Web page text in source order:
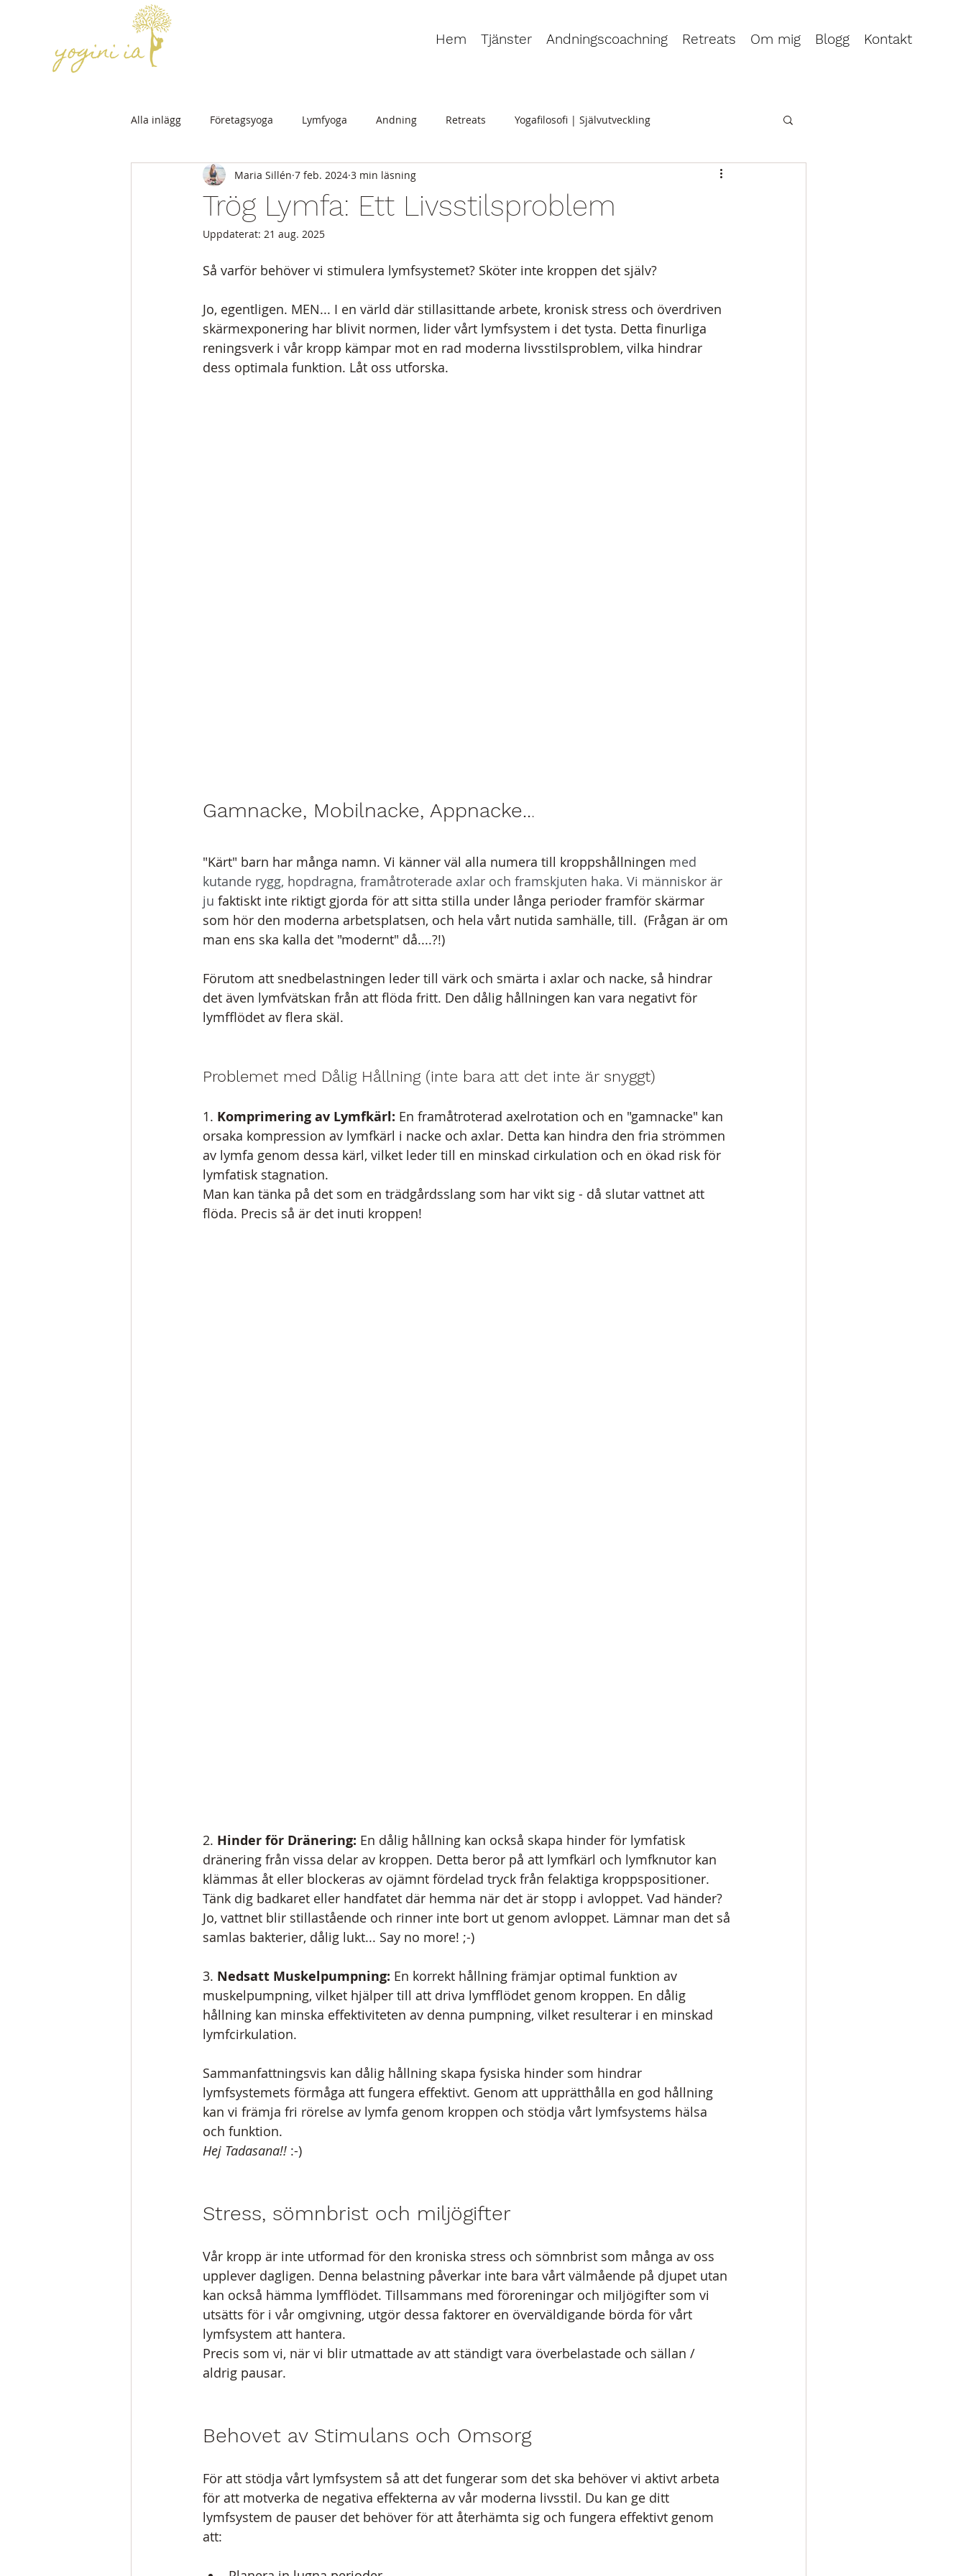
Hem Tjänster Andningscoachning Retreats Om mig Blogg Kontakt
Alla inlägg Företagsyoga Lymfyoga Andning Retreats Yogafilosofi | Självutveckling
Trög Lymfa: Ett Livsstilsproblem
Maria Sillén 7 feb. 2024 3 min läsning
Uppdaterat: 21 aug. 2025
Så varför behöver vi stimulera lymfsystemet? Sköter inte kroppen det själv?
Jo, egentligen. MEN... I en värld där stillasittande arbete, kronisk stress och överdriven
skärmexponering har blivit normen, lider vårt lymfsystem i det tysta. Detta finurliga
reningsverk i vår kropp kämpar mot en rad moderna livsstilsproblem, vilka hindrar
dess optimala funktion. Låt oss utforska.
Gamnacke, Mobilnacke, Appnacke...
"Kärt" barn har många namn. Vi känner väl alla numera till kroppshållningen med
kutande rygg, hopdragna, framåtroterade axlar och framskjuten haka. Vi människor är
ju faktiskt inte riktigt gjorda för att sitta stilla under långa perioder framför skärmar
som hör den moderna arbetsplatsen, och hela vårt nutida samhälle, till.  (Frågan är om
man ens ska kalla det "modernt" då....?!)
Förutom att snedbelastningen leder till värk och smärta i axlar och nacke, så hindrar
det även lymfvätskan från att flöda fritt. Den dålig hållningen kan vara negativt för
lymfflödet av flera skäl.
Problemet med Dålig Hållning (inte bara att det inte är snyggt)
1. Komprimering av Lymfkärl: En framåtroterad axelrotation och en "gamnacke" kan
orsaka kompression av lymfkärl i nacke och axlar. Detta kan hindra den fria strömmen
av lymfa genom dessa kärl, vilket leder till en minskad cirkulation och en ökad risk för
lymfatisk stagnation.
Man kan tänka på det som en trädgårdsslang som har vikt sig - då slutar vattnet att
flöda. Precis så är det inuti kroppen!
2. Hinder för Dränering: En dålig hållning kan också skapa hinder för lymfatisk
dränering från vissa delar av kroppen. Detta beror på att lymfkärl och lymfknutor kan
klämmas åt eller blockeras av ojämnt fördelad tryck från felaktiga kroppspositioner.
Tänk dig badkaret eller handfatet där hemma när det är stopp i avloppet. Vad händer?
Jo, vattnet blir stillastående och rinner inte bort ut genom avloppet. Lämnar man det så
samlas bakterier, dålig lukt... Say no more! ;-)
3. Nedsatt Muskelpumpning: En korrekt hållning främjar optimal funktion av
muskelpumpning, vilket hjälper till att driva lymfflödet genom kroppen. En dålig
hållning kan minska effektiviteten av denna pumpning, vilket resulterar i en minskad
lymfcirkulation.
Sammanfattningsvis kan dålig hållning skapa fysiska hinder som hindrar
lymfsystemets förmåga att fungera effektivt. Genom att upprätthålla en god hållning
kan vi främja fri rörelse av lymfa genom kroppen och stödja vårt lymfsystems hälsa
och funktion.
Hej Tadasana!! :-)
Stress, sömnbrist och miljögifter
Vår kropp är inte utformad för den kroniska stress och sömnbrist som många av oss
upplever dagligen. Denna belastning påverkar inte bara vårt välmående på djupet utan
kan också hämma lymfflödet. Tillsammans med föroreningar och miljögifter som vi
utsätts för i vår omgivning, utgör dessa faktorer en överväldigande börda för vårt
lymfsystem att hantera.
Precis som vi, när vi blir utmattade av att ständigt vara överbelastade och sällan /
aldrig pausar.
Behovet av Stimulans och Omsorg
För att stödja vårt lymfsystem så att det fungerar som det ska behöver vi aktivt arbeta
för att motverka de negativa effekterna av vår moderna livsstil. Du kan ge ditt
lymfsystem de pauser det behöver för att återhämta sig och fungera effektivt genom
att: